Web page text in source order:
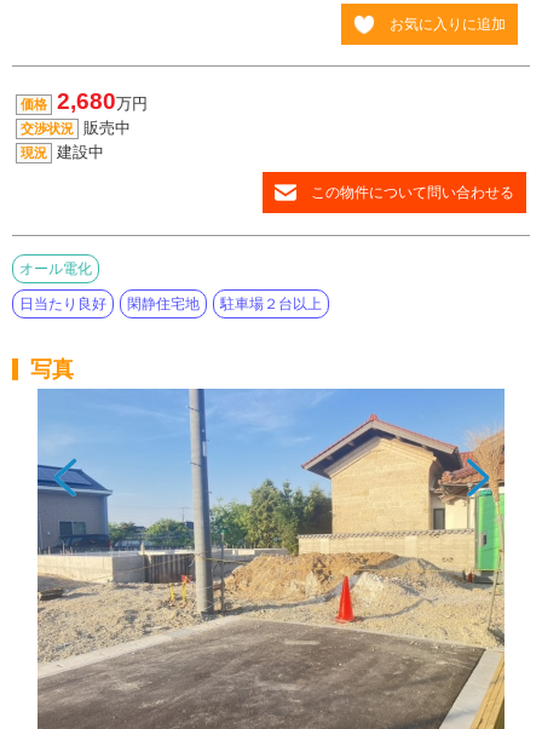
お気に入りに追加
価格 2,680万円
交渉状況 販売中
現況 建設中
この物件について問い合わせる
オール電化
日当たり良好 閑静住宅地 駐車場２台以上
写真